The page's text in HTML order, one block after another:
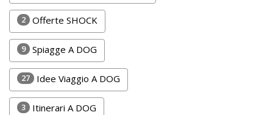
Inserisci
Attività
Accedi
2 Offerte SHOCK
9 Spiagge A DOG
27 Idee Viaggio A DOG
3 Itinerari A DOG